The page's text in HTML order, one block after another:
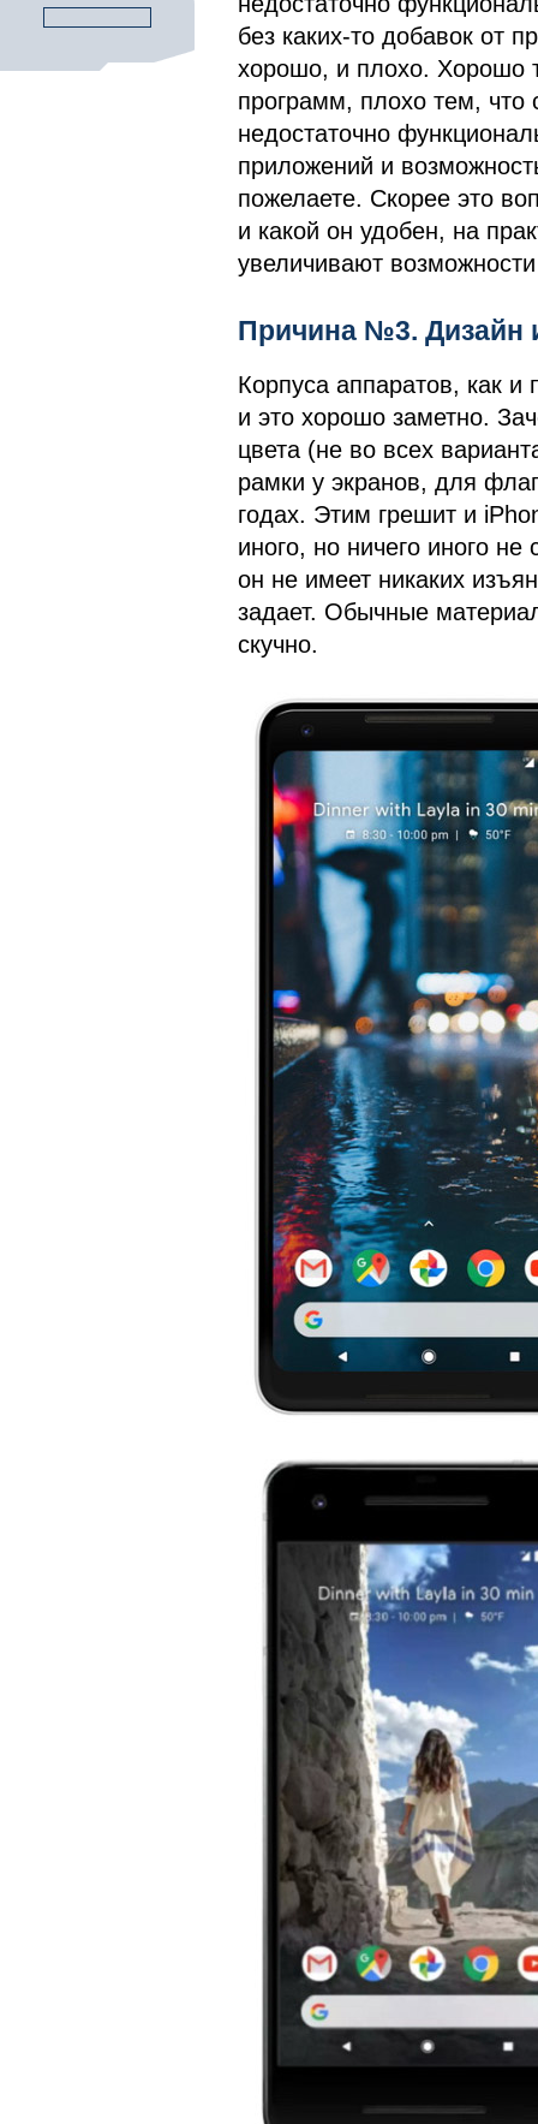
без каких-то добавок от
хорошо, и плохо. Хорошо
программ, плохо тем, что
недостаточно
приложений и
пожелаете. Скорее это
и какой он удобен, на
увеличивают
Причина №3. Дизайн
Корпуса аппаратов, как
и это хорошо заметно.
цвета (не во всех
рамки у экранов, для
годах. Этим грешит и
иного, но ничего иного
он не имеет никаких
задает. Обычные
скучно.